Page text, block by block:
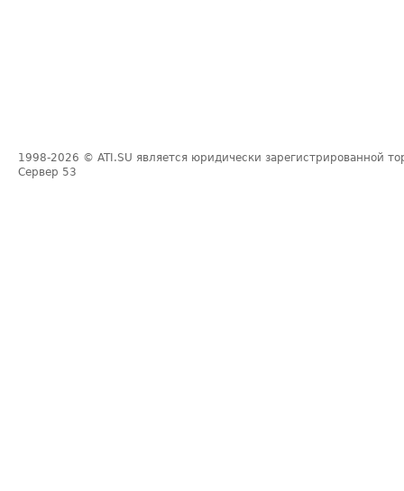
1998-2026 © ATI.SU является юридически зарегистрированной
Сервер 53